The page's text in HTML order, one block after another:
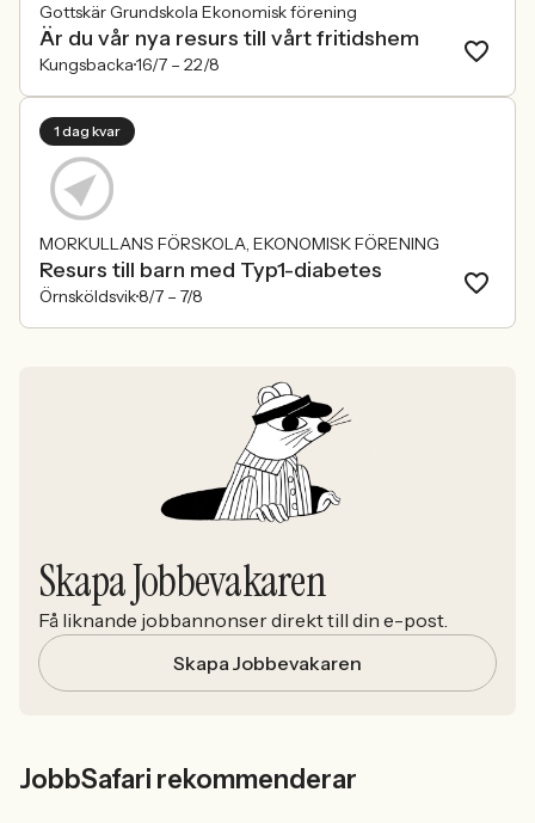
Gottskär Grundskola Ekonomisk förening
Är du vår nya resurs till vårt fritidshem
Kungsbacka16/7 – 22/8
1 dag kvar
MORKULLANS FÖRSKOLA, EKONOMISK FÖRENING
Resurs till barn med Typ1-diabetes
Örnsköldsvik8/7 – 7/8
Skapa Jobbevakaren
Få liknande jobbannonser direkt till din e-post.
Skapa Jobbevakaren
JobbSafari rekommenderar